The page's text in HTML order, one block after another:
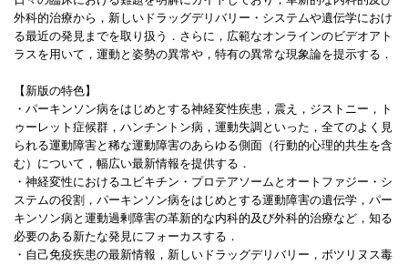
外科的治療から，新しいドラッグデリバリー・システムや遺伝学におけ
る最近の発見までを取り扱う．さらに，広範なオンラインのビデオアト
ラスを用いて，運動と姿勢の異常や，特有の異常な現象論を提示する．
【新版の特色】
・パーキンソン病をはじめとする神経変性疾患，震え，ジストニー，ト
ゥーレット症候群，ハンチントン病，運動失調といった，全てのよく見
られる運動障害と稀な運動障害のあらゆる側面（行動的心理的共生を含
む）について，幅広い最新情報を提供する．
・神経変性におけるユビキチン・プロテアソームとオートファジー・シ
ステムの役割，パーキンソン病をはじめとする運動障害の遺伝学，パー
キンソン病と運動過剰障害の革新的な内科的及び外科的治療など，知る
必要のある新たな発見にフォーカスする．
・自己免疫疾患の最新情報，新しいドラッグデリバリー，ボツリヌス毒